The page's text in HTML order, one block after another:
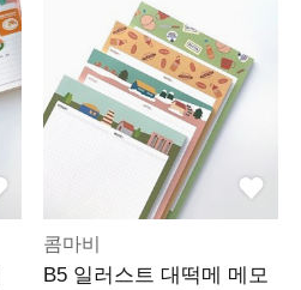
콤마비
B5 일러스트 대떡메 메모